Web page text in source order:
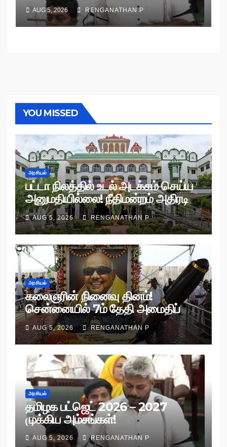
AUG 5, 2026 RENGANATHAN P
YOU MISSED
அரசியல்
பட்டா நிலத்தில் உடல் அடக்கம் செய்ய
அனுமதியில்லை! நீதிமன்றம் அதிரடி
உத்தரவு!
AUG 5, 2026 RENGANATHAN P
அரசியல்
கலைஞரின் நினைவு தினம்!
சென்னையில் 7ம் தேதி அமைதிப்
பேரணி!
AUG 5, 2026 RENGANATHAN P
அரசியல்
தமிழக பட்ஜெட் 2026 – 2027
முக்கிய அம்சங்கள்!
AUG 5, 2026 RENGANATHAN P